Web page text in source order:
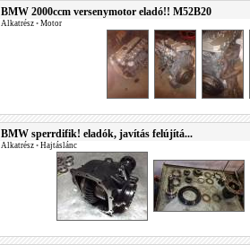
BMW 2000ccm versenymotor eladó!! M52B20
Alkatrész • Motor
BMW sperrdifik! eladók, javítás felújítá...
Alkatrész • Hajtáslánc